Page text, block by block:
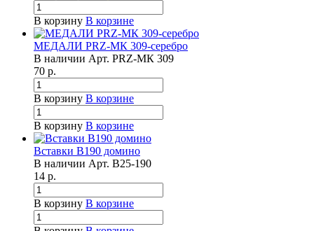
В корзину В корзине
МЕДАЛИ PRZ-МК 309-серебро
В наличии Арт. PRZ-МК 309
70 р.
В корзину В корзине
В корзину В корзине
Вставки B190 домино
В наличии Арт. B25-190
14 р.
В корзину В корзине